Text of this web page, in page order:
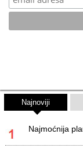
Najnoviji
Najmoćnija